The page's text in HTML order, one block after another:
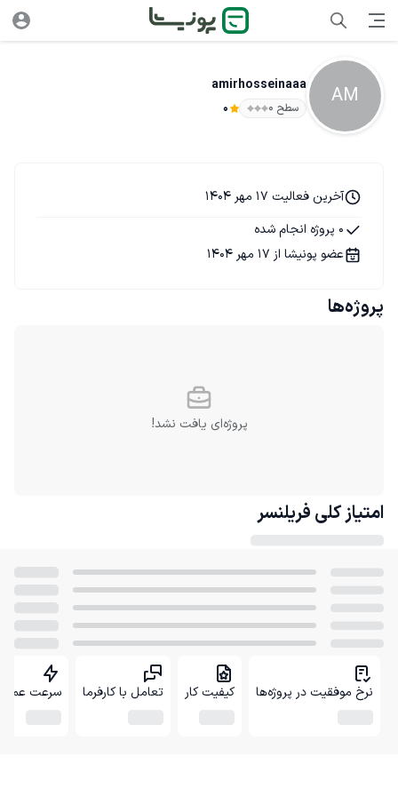
AM
amirhosseinaaa
سطح ۰ 0
آخرین فعالیت 17 مهر 1404
0 پروژه انجام شده
عضو پونیشا از 17 مهر 1404
پروژه‌ها
پروژه‌ای یافت نشد!
امتیاز کلی فریلنسر
نرخ موفقیت در پروژه‌ها کیفیت کار تعامل با کارفرما سرعت عمل